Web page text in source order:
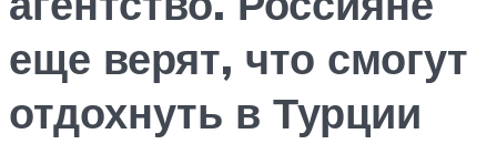
еще верят, что смогут
отдохнуть в Турции